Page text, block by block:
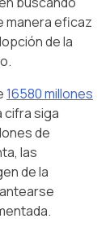
manera eficaz
de la
16580 millones
cifra siga
de
las
de la